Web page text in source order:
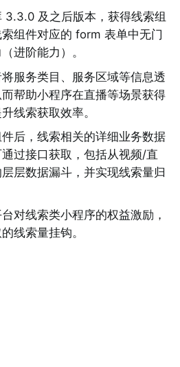
3.3.0 及之后版本，获得线索组
组件对应的 form 表单中无门
进阶能力）。
服务类目、服务区域等信息透
帮助小程序在直播等场景获得
线索获取效率。
件后，线索相关的详细业务数据
过接口获取，包括从视频/直
层数据漏斗，并实现线索量归
台对线索类小程序的权益激励，
线索量挂钩。